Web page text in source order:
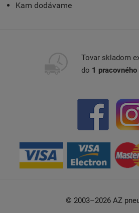
Kam dodávame
Tovar skladom
do 1 pracovného
© 2003–2026 AZ